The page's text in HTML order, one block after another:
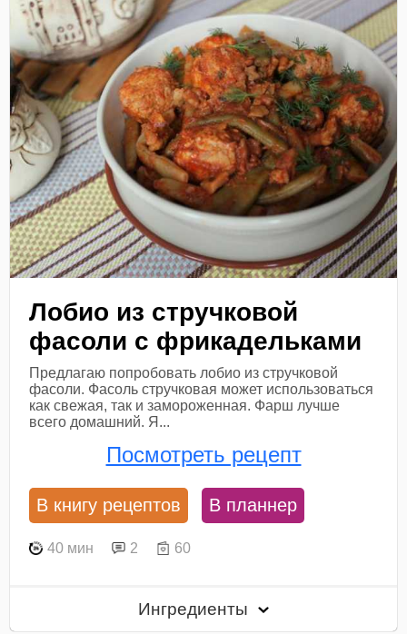
Лобио из стручковой
фасоли с фрикадельками
Предлагаю попробовать лобио из стручковой
фасоли. Фасоль стручковая может использоваться
как свежая, так и замороженная. Фарш лучше
всего домашний. Я...
Посмотреть рецепт
В книгу рецептов В планнер
40 мин 2 60
Ингредиенты